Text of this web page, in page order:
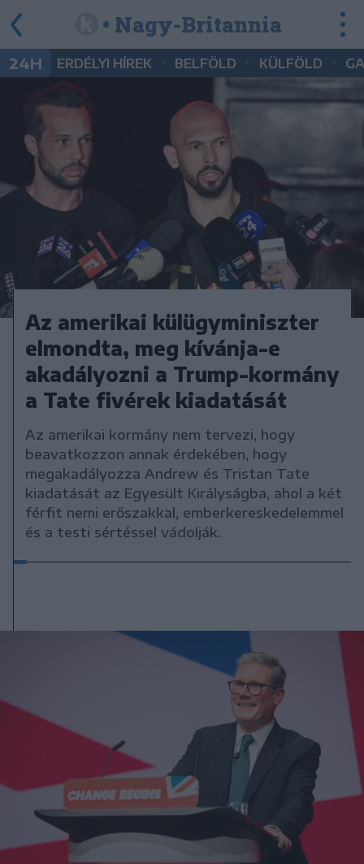
• Nagy-Britannia
24H ERDÉLYI HÍREK BELFÖLD KÜLFÖLD
Az amerikai külügyminiszter
elmondta, meg kívánja-e
akadályozni a Trump-kormány
a Tate fivérek kiadatását
Az amerikai kormány nem tervezi, hogy
beavatkozzon annak érdekében, hogy
megakadályozza Andrew és Tristan Tate
kiadatását az Egyesült Királyságba, ahol a két
férfit nemi erőszakkal, emberkereskedelemmel
és a testi sértéssel vádolják.